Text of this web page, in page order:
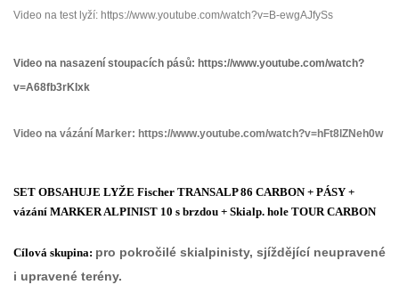
Video na test lyží: https://www.youtube.com/watch?v=B-ewgAJfySs
Video na nasazení stoupacích pásů: https://www.youtube.com/watch?
v=A68fb3rKIxk
Video na vázání Marker: https://www.youtube.com/watch?v=hFt8lZNeh0w
SET OBSAHUJE LYŽE Fischer TRANSALP 86 CARBON + PÁSY +
vázání MARKER ALPINIST 10 s brzdou + Skialp. hole TOUR CARBON
Cílová skupina: pro pokročilé skialpinisty, sjíždějící neupravené
i upravené terény.